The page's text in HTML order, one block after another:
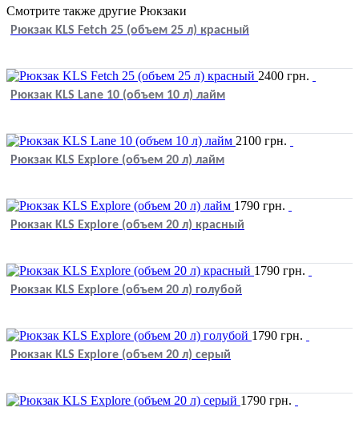
Смотрите также другие Рюкзаки
Рюкзак KLS Fetch 25 (объем 25 л) красный
2400 грн.
Рюкзак KLS Lane 10 (объем 10 л) лайм
2100 грн.
Рюкзак KLS Explore (объем 20 л) лайм
1790 грн.
Рюкзак KLS Explore (объем 20 л) красный
1790 грн.
Рюкзак KLS Explore (объем 20 л) голубой
1790 грн.
Рюкзак KLS Explore (объем 20 л) серый
1790 грн.